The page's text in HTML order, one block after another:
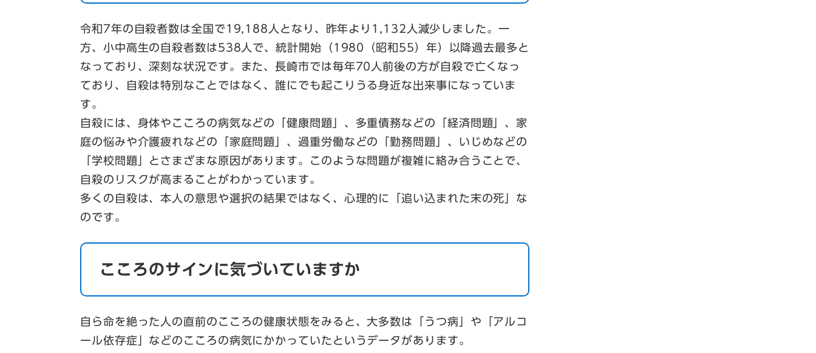
令和7年の自殺者数は全国で19,188人となり、昨年より1,132人減少しました。一
方、小中高生の自殺者数は538人で、統計開始（1980（昭和55）年）以降過去最多と
なっており、深刻な状況です。また、長崎市では毎年70人前後の方が自殺で亡くなっ
ており、自殺は特別なことではなく、誰にでも起こりうる身近な出来事になっていま
す。
自殺には、身体やこころの病気などの「健康問題」、多重債務などの「経済問題」、家
庭の悩みや介護疲れなどの「家庭問題」、過重労働などの「勤務問題」、いじめなどの
「学校問題」とさまざまな原因があります。このような問題が複雑に絡み合うことで、
自殺のリスクが高まることがわかっています。
多くの自殺は、本人の意思や選択の結果ではなく、心理的に「追い込まれた末の死」な
のです。
こころのサインに気づいていますか
自ら命を絶った人の直前のこころの健康状態をみると、大多数は「うつ病」や「アルコ
ール依存症」などのこころの病気にかかっていたというデータがあります。